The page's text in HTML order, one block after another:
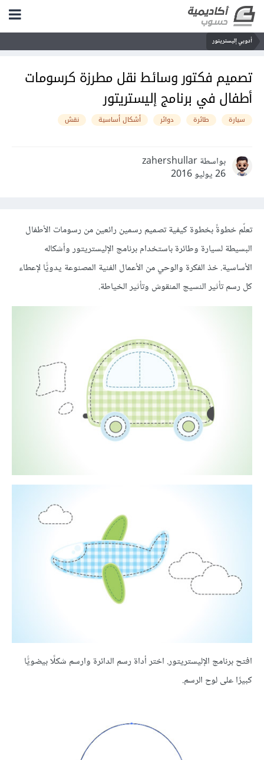
أدوبي إليستريتور
تصميم فكتور وسائط نقل مطرزة كرسومات
أطفال في برنامج إليستريتور
سيارة طائرة دوائر أشكال أساسية نقش
بواسطة zahershullar
26 يوليو 2016
تعلّم خطوةً بخطوة كيفية تصميم رسمين رائعين من رسومات الأطفال
البسيطة لسيارة وطائرة باستخدام برنامج الإليستريتور وأشكاله
الأساسية. خذ الفكرة والوحي من الأعمال الفنية المصنوعة يدويًّا لإعطاء
كل رسم تأثير النسيج المنقوش وتأثير الخياطة.
افتح برنامج الإليستريتور. اختر أداة رسم الدائرة وارسم شكلًا بيضويًّا
كبيرًا على لوح الرسم.